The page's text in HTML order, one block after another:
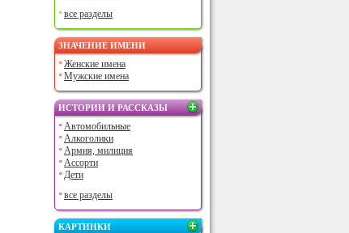
все разделы
ЗНАЧЕНИЕ ИМЕНИ
Женские имена
Мужские имена
ИСТОРИИ И РАССКАЗЫ
Автомобильные
Алкоголики
Армия, милиция
Ассорти
Дети
все разделы
КАРТИНКИ